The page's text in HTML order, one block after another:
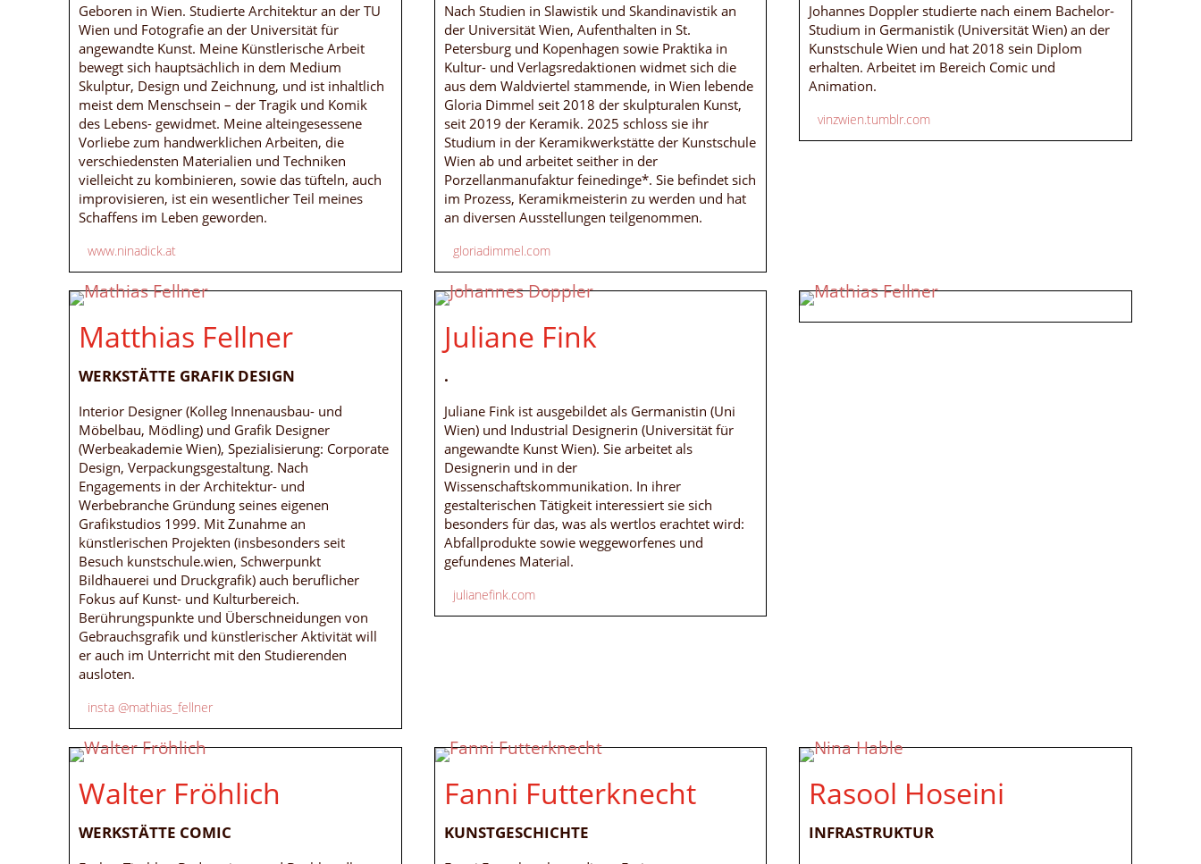
Geboren in Wien. Studierte Architektur an der TU
Wien und Fotografie an der Universität für
angewandte Kunst. Meine Künstlerische Arbeit
bewegt sich hauptsächlich in dem Medium
Skulptur, Design und Zeichnung, und ist inhaltlich
meist dem Menschsein – der Tragik und Komik
des Lebens- gewidmet. Meine alteingesessene
Vorliebe zum handwerklichen Arbeiten, die
verschiedensten Materialien und Techniken
vielleicht zu kombinieren, sowie das tüfteln, auch
improvisieren, ist ein wesentlicher Teil meines
Schaffens im Leben geworden.
www.ninadick.at
Nach Studien in Slawistik und Skandinavistik an
der Universität Wien, Aufenthalten in St.
Petersburg und Kopenhagen sowie Praktika in
Kultur- und Verlagsredaktionen widmet sich die
aus dem Waldviertel stammende, in Wien lebende
Gloria Dimmel seit 2018 der skulpturalen Kunst,
seit 2019 der Keramik. 2025 schloss sie ihr
Studium in der Keramikwerkstätte der Kunstschule
Wien ab und arbeitet seither in der
Porzellanmanufaktur feinedinge*. Sie befindet sich
im Prozess, Keramikmeisterin zu werden und hat
an diversen Ausstellungen teilgenommen.
gloriadimmel.com
Johannes Doppler studierte nach einem Bachelor-
Studium in Germanistik (Universität Wien) an der
Kunstschule Wien und hat 2018 sein Diplom
erhalten. Arbeitet im Bereich Comic und
Animation.
vinzwien.tumblr.com
Matthias Fellner
WERKSTÄTTE GRAFIK DESIGN
Interior Designer (Kolleg Innenausbau- und
Möbelbau, Mödling) und Grafik Designer
(Werbeakademie Wien), Spezialisierung: Corporate
Design, Verpackungsgestaltung. Nach
Engagements in der Architektur- und
Werbebranche Gründung seines eigenen
Grafikstudios 1999. Mit Zunahme an
künstlerischen Projekten (insbesonders seit
Besuch kunstschule.wien, Schwerpunkt
Bildhauerei und Druckgrafik) auch beruflicher
Fokus auf Kunst- und Kulturbereich.
Berührungspunkte und Überschneidungen von
Gebrauchsgrafik und künstlerischer Aktivität will
er auch im Unterricht mit den Studierenden
ausloten.
insta @mathias_fellner
Juliane Fink
.
Juliane Fink ist ausgebildet als Germanistin (Uni
Wien) und Industrial Designerin (Universität für
angewandte Kunst Wien). Sie arbeitet als
Designerin und in der
Wissenschaftskommunikation. In ihrer
gestalterischen Tätigkeit interessiert sie sich
besonders für das, was als wertlos erachtet wird:
Abfallprodukte sowie weggeworfenes und
gefundenes Material.
julianefink.com
Walter Fröhlich
WERKSTÄTTE COMIC
Fanni Futterknecht
KUNSTGESCHICHTE
Rasool Hoseini
INFRASTRUKTUR